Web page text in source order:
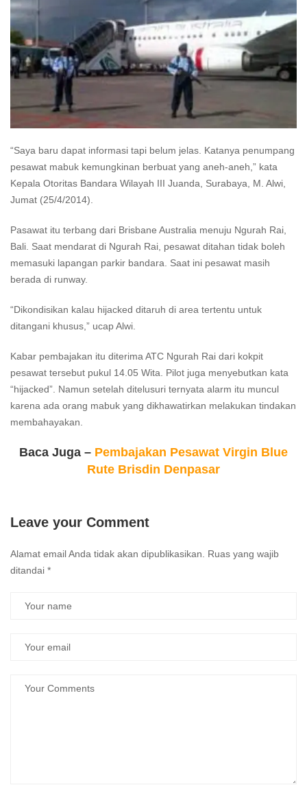
“Saya baru dapat informasi tapi belum jelas. Katanya penumpang
pesawat mabuk kemungkinan berbuat yang aneh-aneh,” kata
Kepala Otoritas Bandara Wilayah III Juanda, Surabaya, M. Alwi,
Jumat (25/4/2014).
Pasawat itu terbang dari Brisbane Australia menuju Ngurah Rai,
Bali. Saat mendarat di Ngurah Rai, pesawat ditahan tidak boleh
memasuki lapangan parkir bandara. Saat ini pesawat masih
berada di runway.
“Dikondisikan kalau hijacked ditaruh di area tertentu untuk
ditangani khusus,” ucap Alwi.
Kabar pembajakan itu diterima ATC Ngurah Rai dari kokpit
pesawat tersebut pukul 14.05 Wita. Pilot juga menyebutkan kata
“hijacked”. Namun setelah ditelusuri ternyata alarm itu muncul
karena ada orang mabuk yang dikhawatirkan melakukan tindakan
membahayakan.
Baca Juga – Pembajakan Pesawat Virgin Blue
Rute Brisdin Denpasar
Leave your Comment
Alamat email Anda tidak akan dipublikasikan.
Ruas yang wajib
ditandai *